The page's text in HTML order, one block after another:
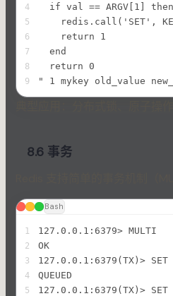
4
  if val == ARGV[1] then
5
redis.call('SET',
6
    return 1
7
  end
8
  return 0
9 " 1 mykey old_value
8.6 事务
Bash
1 127.0.0.1:6379> MULTI
2 OK
3 127.0.0.1:6379(TX)>
4 QUEUED
5 127.0.0.1:6379(TX)>